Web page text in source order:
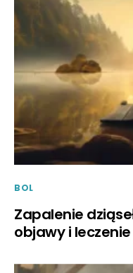
BOL
Zapalenie
objawy i leczenie